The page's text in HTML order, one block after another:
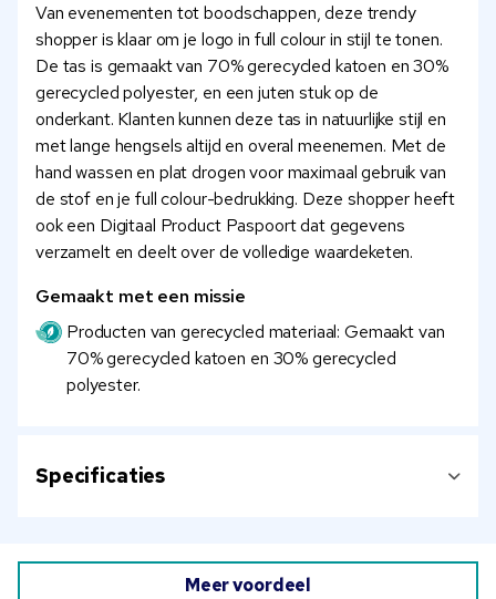
Van evenementen tot boodschappen, deze trendy
shopper is klaar om je logo in full colour in stijl te tonen.
De tas is gemaakt van 70% gerecycled katoen en 30%
gerecycled polyester, en een juten stuk op de
onderkant. Klanten kunnen deze tas in natuurlijke stijl en
met lange hengsels altijd en overal meenemen. Met de
hand wassen en plat drogen voor maximaal gebruik van
de stof en je full colour-bedrukking. Deze shopper heeft
ook een Digitaal Product Paspoort dat gegevens
verzamelt en deelt over de volledige waardeketen.
Gemaakt met een missie
Producten van gerecycled materiaal: Gemaakt van
70% gerecycled katoen en 30% gerecycled
polyester.
Specificaties
Meer voordeel